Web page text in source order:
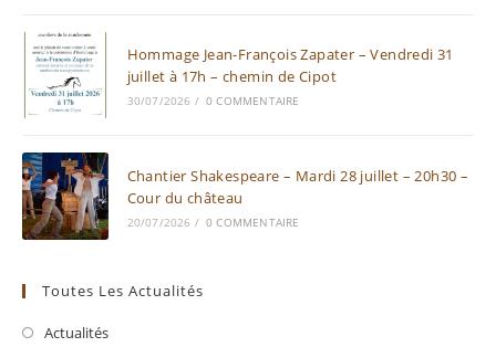
Hommage Jean-François Zapater – Vendredi 31
juillet à 17h – chemin de Cipot
30/07/2026 / 0 COMMENTAIRE
Chantier Shakespeare – Mardi 28 juillet – 20h30 –
Cour du château
20/07/2026 / 0 COMMENTAIRE
Toutes Les Actualités
Actualités